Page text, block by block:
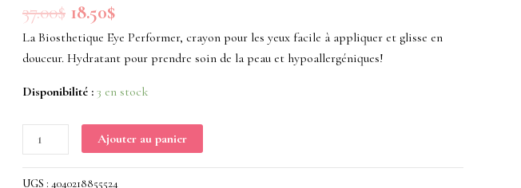
37.00$ 18.50$
La Biosthetique Eye Performer, crayon pour les yeux facile à appliquer et glisse en
douceur. Hydratant pour prendre soin de la peau et hypoallergéniques!
Disponibilité : 3 en stock
Shiny
Hazal
1.2g
Ajouter au panier
UGS : 4040218855524